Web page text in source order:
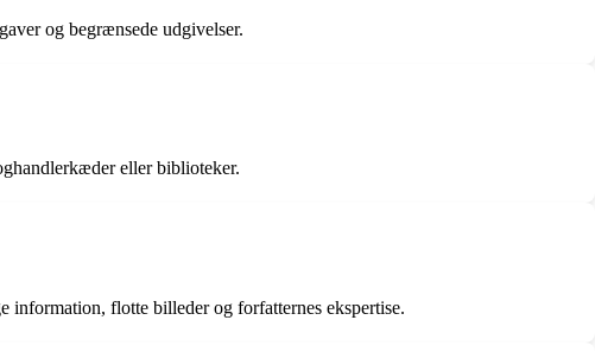
og begrænsede udgivelser.
eller biblioteker.
information, flotte billeder og forfatternes ekspertise.